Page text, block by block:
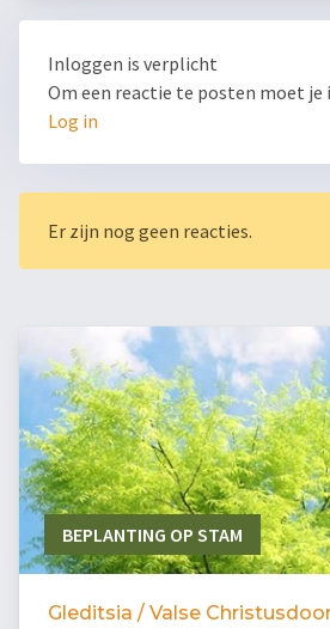
Inloggen is verplicht
Om een reactie te posten moet je
Log in
Er zijn nog geen reacties.
BEPLANTING OP STAM
Gleditsia / Valse